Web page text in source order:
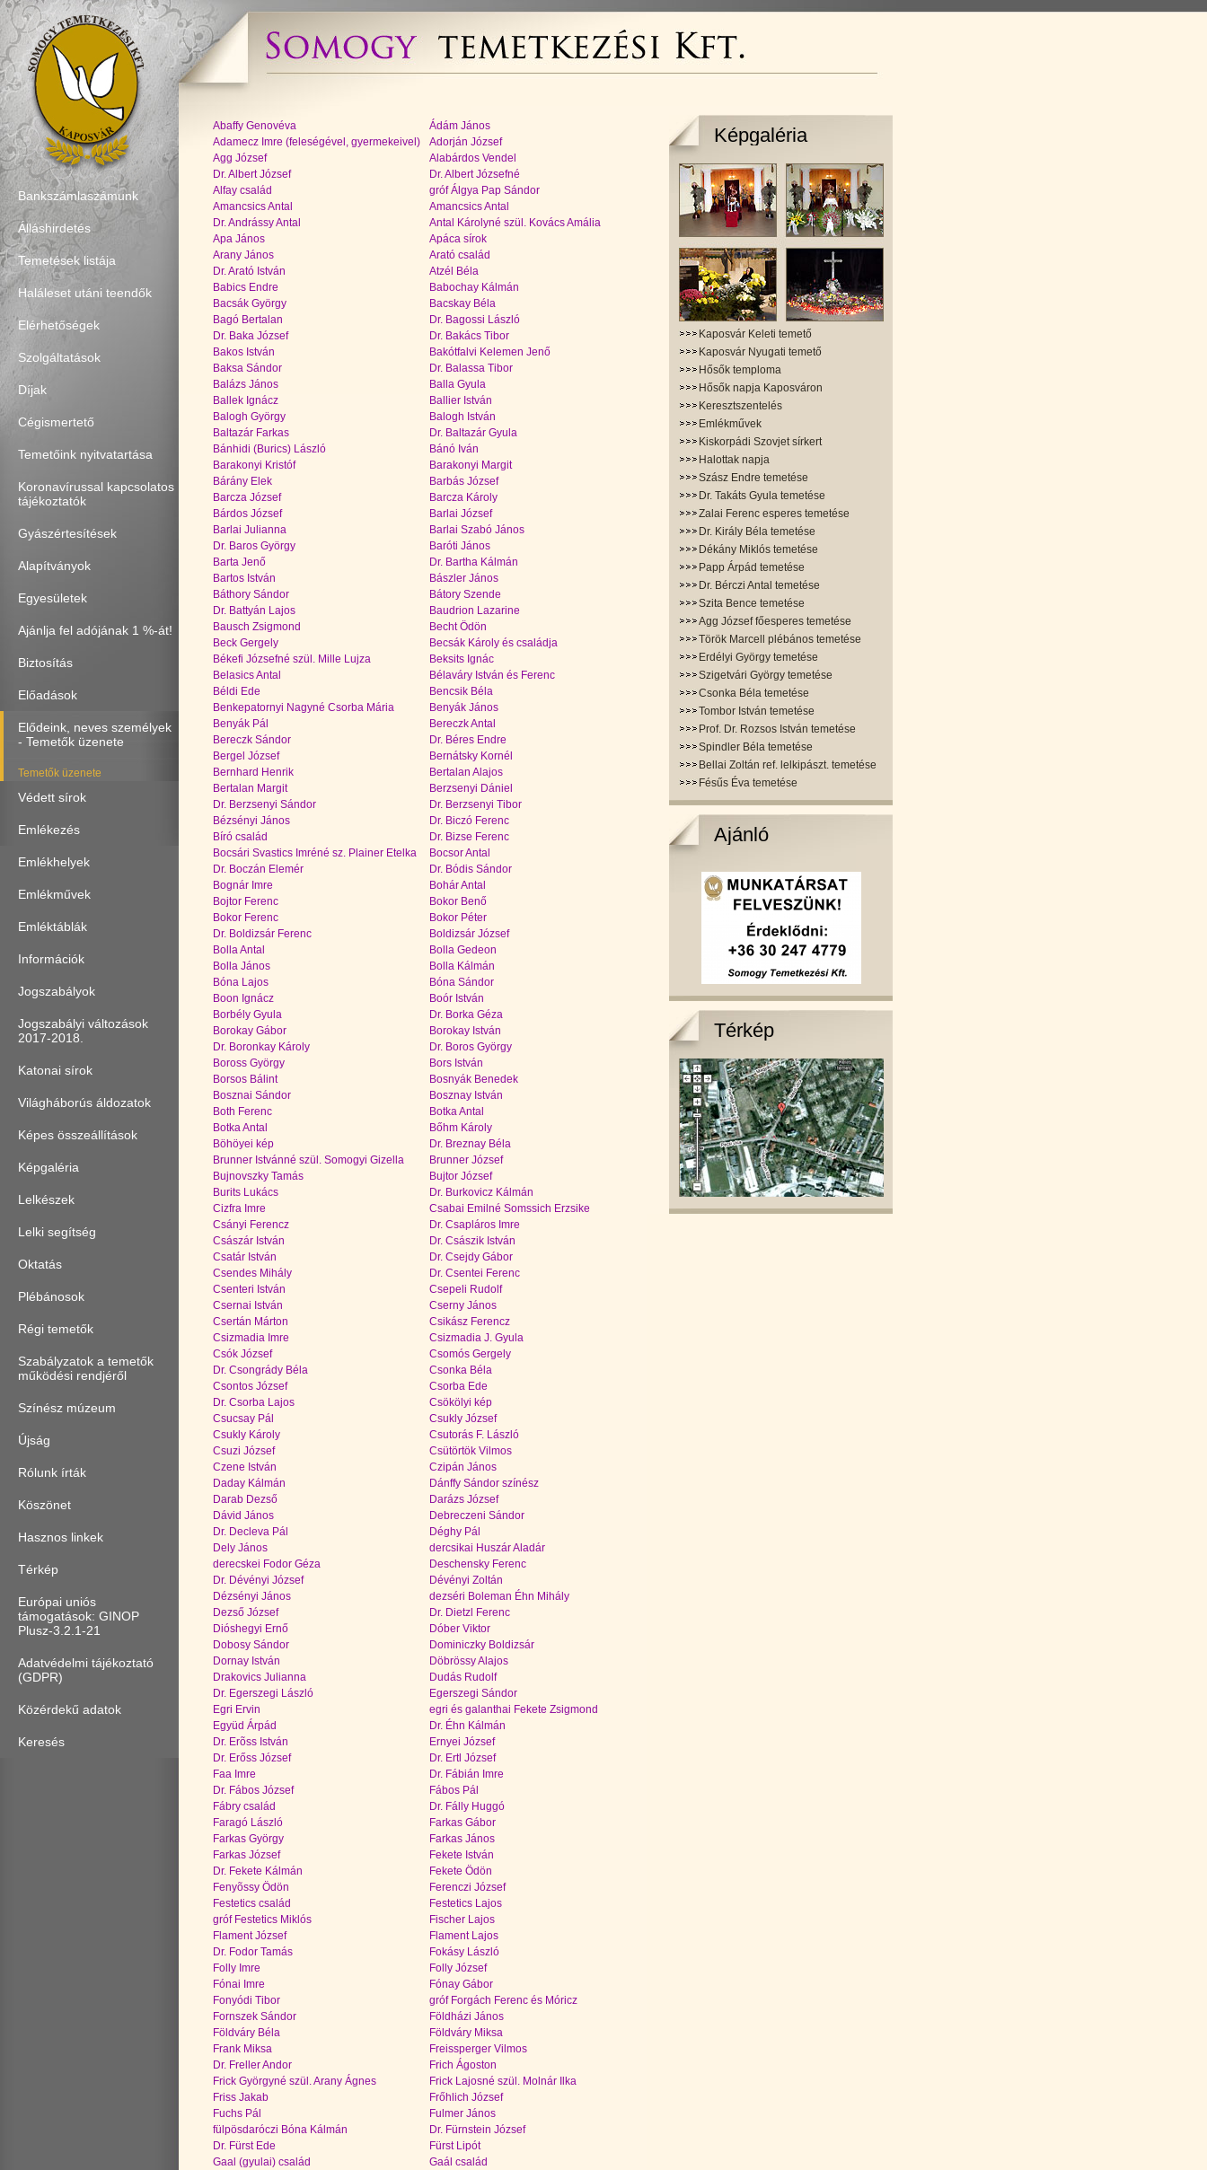
Bankszámlaszámunk
Álláshirdetés
Temetések listája
Haláleset utáni teendők
Elérhetőségek
Szolgáltatások
Díjak
Cégismertető
Temetőink nyitvatartása
Koronavírussal kapcsolatos
tájékoztatók
Gyászértesítések
Alapítványok
Egyesületek
Ajánlja fel adójának 1 %-át!
Biztosítás
Előadások
Elődeink, neves személyek
- Temetők üzenete
Temetők üzenete
Védett sírok
Emlékezés
Emlékhelyek
Emlékművek
Emléktáblák
Információk
Jogszabályok
Jogszabályi változások
2017-2018.
Katonai sírok
Világháborús áldozatok
Képes összeállítások
Képgaléria
Lelkészek
Lelki segítség
Oktatás
Plébánosok
Régi temetők
Szabályzatok a temetők
működési rendjéről
Színész múzeum
Újság
Rólunk írták
Köszönet
Hasznos linkek
Térkép
Európai uniós
támogatások: GINOP
Plusz-3.2.1-21
Adatvédelmi tájékoztató
(GDPR)
Közérdekű adatok
Keresés
Abaffy Genovéva
Ádám János
Adamecz Imre (feleségével, gyermekeivel)
Adorján József
Agg József
Alabárdos Vendel
Dr. Albert József
Dr. Albert Józsefné
Alfay család
gróf Álgya Pap Sándor
Amancsics Antal
Amancsics Antal
Dr. Andrássy Antal
Antal Károlyné szül. Kovács Amália
Apa János
Apáca sírok
Arany János
Arató család
Dr. Arató István
Atzél Béla
Babics Endre
Babochay Kálmán
Bacsák György
Bacskay Béla
Bagó Bertalan
Dr. Bagossi László
Dr. Baka József
Dr. Bakács Tibor
Bakos István
Bakótfalvi Kelemen Jenő
Baksa Sándor
Dr. Balassa Tibor
Balázs János
Balla Gyula
Ballek Ignácz
Ballier István
Balogh György
Balogh István
Baltazár Farkas
Dr. Baltazár Gyula
Bánhidi (Burics) László
Bánó Iván
Barakonyi Kristóf
Barakonyi Margit
Bárány Elek
Barbás József
Barcza József
Barcza Károly
Bárdos József
Barlai József
Barlai Julianna
Barlai Szabó János
Dr. Baros György
Baróti János
Barta Jenő
Dr. Bartha Kálmán
Bartos István
Bászler János
Báthory Sándor
Bátory Szende
Dr. Battyán Lajos
Baudrion Lazarine
Bausch Zsigmond
Becht Ödön
Beck Gergely
Becsák Károly és családja
Békefi Józsefné szül. Mille Lujza
Beksits Ignác
Belasics Antal
Bélaváry István és Ferenc
Béldi Ede
Bencsik Béla
Benkepatornyi Nagyné Csorba Mária
Benyák János
Benyák Pál
Bereczk Antal
Bereczk Sándor
Dr. Béres Endre
Bergel József
Bernátsky Kornél
Bernhard Henrik
Bertalan Alajos
Bertalan Margit
Berzsenyi Dániel
Dr. Berzsenyi Sándor
Dr. Berzsenyi Tibor
Bézsényi János
Dr. Biczó Ferenc
Bíró család
Dr. Bizse Ferenc
Bocsári Svastics Imréné sz. Plainer Etelka
Bocsor Antal
Dr. Boczán Elemér
Dr. Bódis Sándor
Bognár Imre
Bohár Antal
Bojtor Ferenc
Bokor Benő
Bokor Ferenc
Bokor Péter
Dr. Boldizsár Ferenc
Boldizsár József
Bolla Antal
Bolla Gedeon
Bolla János
Bolla Kálmán
Bóna Lajos
Bóna Sándor
Boon Ignácz
Boór István
Borbély Gyula
Dr. Borka Géza
Borokay Gábor
Borokay István
Dr. Boronkay Károly
Dr. Boros György
Boross György
Bors István
Borsos Bálint
Bosnyák Benedek
Bosznai Sándor
Bosznay István
Both Ferenc
Botka Antal
Botka Antal
Bőhm Károly
Böhöyei kép
Dr. Breznay Béla
Brunner Istvánné szül. Somogyi Gizella
Brunner József
Bujnovszky Tamás
Bujtor József
Burits Lukács
Dr. Burkovicz Kálmán
Cizfra Imre
Csabai Emilné Somssich Erzsike
Csányi Ferencz
Dr. Csapláros Imre
Császár István
Dr. Császik István
Csatár István
Dr. Csejdy Gábor
Csendes Mihály
Dr. Csentei Ferenc
Csenteri István
Csepeli Rudolf
Csernai István
Cserny János
Csertán Márton
Csikász Ferencz
Csizmadia Imre
Csizmadia J. Gyula
Csók József
Csomós Gergely
Dr. Csongrády Béla
Csonka Béla
Csontos József
Csorba Ede
Dr. Csorba Lajos
Csökölyi kép
Csucsay Pál
Csukly József
Csukly Károly
Csutorás F. László
Csuzi József
Csütörtök Vilmos
Czene István
Czipán János
Daday Kálmán
Dánffy Sándor színész
Darab Dezső
Darázs József
Dávid János
Debreczeni Sándor
Dr. Decleva Pál
Déghy Pál
Dely János
dercsikai Huszár Aladár
derecskei Fodor Géza
Deschensky Ferenc
Dr. Dévényi József
Dévényi Zoltán
Dézsényi János
dezséri Boleman Éhn Mihály
Dezső József
Dr. Dietzl Ferenc
Dióshegyi Ernő
Dóber Viktor
Dobosy Sándor
Dominiczky Boldizsár
Dornay István
Döbrössy Alajos
Drakovics Julianna
Dudás Rudolf
Dr. Egerszegi László
Egerszegi Sándor
Egri Ervin
egri és galanthai Fekete Zsigmond
Együd Árpád
Dr. Éhn Kálmán
Dr. Erõss István
Ernyei József
Dr. Erőss József
Dr. Ertl József
Faa Imre
Dr. Fábián Imre
Dr. Fábos József
Fábos Pál
Fábry család
Dr. Fálly Huggó
Faragó László
Farkas Gábor
Farkas György
Farkas János
Farkas József
Fekete István
Dr. Fekete Kálmán
Fekete Ödön
Fenyõssy Ödön
Ferenczi József
Festetics család
Festetics Lajos
gróf Festetics Miklós
Fischer Lajos
Flament József
Flament Lajos
Dr. Fodor Tamás
Fokásy László
Folly Imre
Folly József
Fónai Imre
Fónay Gábor
Fonyódi Tibor
gróf Forgách Ferenc és Móricz
Fornszek Sándor
Földházi János
Földváry Béla
Földváry Miksa
Frank Miksa
Freissperger Vilmos
Dr. Freller Andor
Frich Ágoston
Frick Györgyné szül. Arany Ágnes
Frick Lajosné szül. Molnár Ilka
Friss Jakab
Frőhlich József
Fuchs Pál
Fulmer János
fülpösdaróczi Bóna Kálmán
Dr. Fürnstein József
Dr. Fürst Ede
Fürst Lipót
Gaal (gyulai) család
Gaál család
Képgaléria
Kaposvár Keleti temető
Kaposvár Nyugati temető
Hősők temploma
Hősők napja Kaposváron
Keresztszentelés
Emlékművek
Kiskorpádi Szovjet sírkert
Halottak napja
Szász Endre temetése
Dr. Takáts Gyula temetése
Zalai Ferenc esperes temetése
Dr. Király Béla temetése
Dékány Miklós temetése
Papp Árpád temetése
Dr. Bérczi Antal temetése
Szita Bence temetése
Agg József főesperes temetése
Török Marcell plébános temetése
Erdélyi György temetése
Szigetvári György temetése
Csonka Béla temetése
Tombor István temetése
Prof. Dr. Rozsos István temetése
Spindler Béla temetése
Bellai Zoltán ref. lelkipászt. temetése
Fésűs Éva temetése
Ajánló
Térkép